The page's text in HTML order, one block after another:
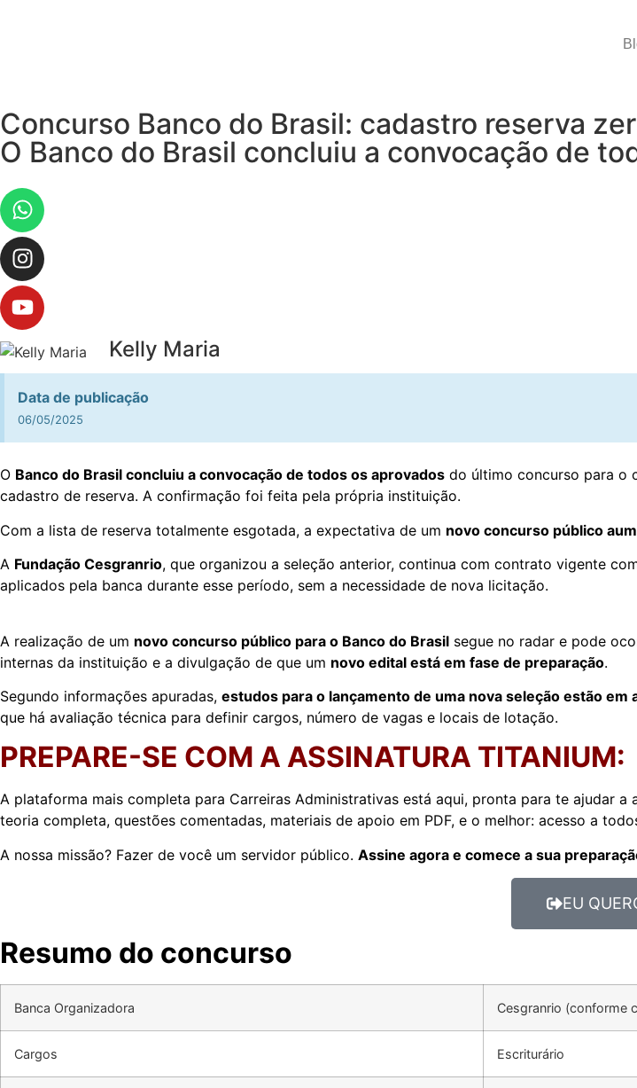
Concurso Banco do Brasil: cadastro reserva
O Banco do Brasil concluiu a convocação de
Kelly Maria
Data de publicação
06/05/2025
O Banco do Brasil concluiu a convocação de todos os aprovados do último concurso para o
cadastro de reserva. A confirmação foi feita pela própria instituição.
Com a lista de reserva totalmente esgotada, a expectativa de um novo concurso público
A Fundação Cesgranrio, que organizou a seleção anterior, continua com contrato vigente
aplicados pela banca durante esse período, sem a necessidade de nova licitação.
A realização de um novo concurso público para o Banco do Brasil segue no radar e pode
internas da instituição e a divulgação de que um novo edital está em fase de preparação.
Segundo informações apuradas, estudos para o lançamento de uma nova seleção estão
que há avaliação técnica para definir cargos, número de vagas e locais de lotação.
PREPARE-SE COM A ASSINATURA TITANIUM:
A plataforma mais completa para Carreiras Administrativas está aqui, pronta para te ajudar
teoria completa, questões comentadas, materiais de apoio em PDF, e o melhor: acesso a
A nossa missão? Fazer de você um servidor público. Assine agora e comece a sua
EU
Resumo do concurso
Banca Organizadora Cesgranrio (conforme
Cargos Escriturário